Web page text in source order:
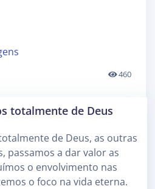
460
totalmente de Deus
de Deus, as outras
passamos a dar valor as
o envolvimento nas
o foco na vida eterna.